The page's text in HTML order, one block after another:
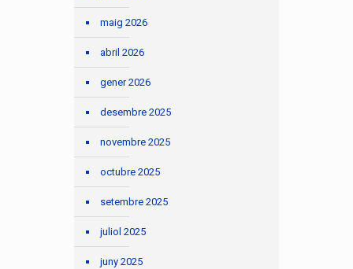
maig 2026
abril 2026
gener 2026
desembre 2025
novembre 2025
octubre 2025
setembre 2025
juliol 2025
juny 2025